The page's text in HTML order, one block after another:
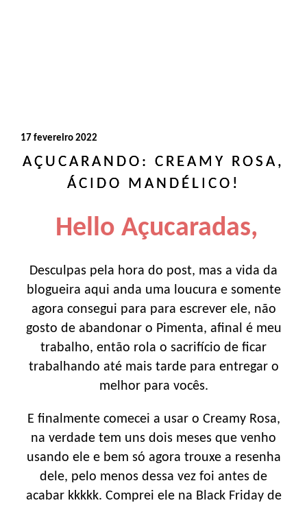
17 fevereiro 2022
AÇUCARANDO: CREAMY ROSA,
ÁCIDO MANDÉLICO!
Hello Açucaradas,
Desculpas pela hora do post, mas a vida da
blogueira aqui anda uma loucura e somente
agora consegui para para escrever ele, não
gosto de abandonar o Pimenta, afinal é meu
trabalho, então rola o sacrifício de ficar
trabalhando até mais tarde para entregar o
melhor para vocês.
E finalmente comecei a usar o Creamy Rosa,
na verdade tem uns dois meses que venho
usando ele e bem só agora trouxe a resenha
dele, pelo menos dessa vez foi antes de
acabar kkkkk. Comprei ele na Black Friday de